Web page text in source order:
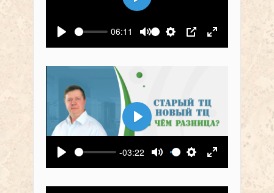
Воспроизвести
06:11
Выключить звук
Настройки
PIP На весь
Воспроизвести
Воспроизвести
-03:22
Выключить звук
Настройки
На весь
Воспроизвести